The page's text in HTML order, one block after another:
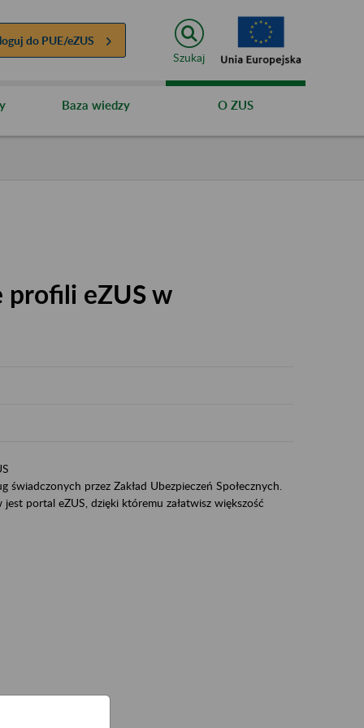
do PUE/eZUS
Szukaj
Baza wiedzy O ZUS
profili eZUS w
przez Zakład Ubezpieczeń Społecznych.
portal eZUS, dzięki któremu załatwisz większość